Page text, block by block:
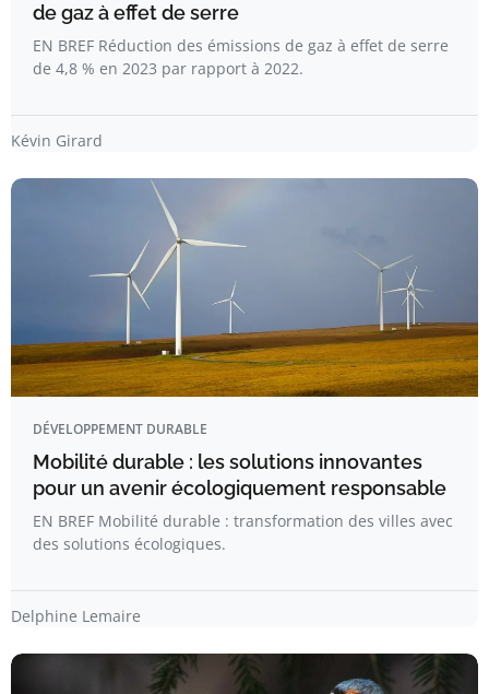
de gaz à effet de serre
EN BREF Réduction des émissions de gaz à effet de serre
de 4,8 % en 2023 par rapport à 2022.
Kévin Girard
DÉVELOPPEMENT DURABLE
Mobilité durable : les solutions innovantes
pour un avenir écologiquement responsable
EN BREF Mobilité durable : transformation des villes avec
des solutions écologiques.
Delphine Lemaire